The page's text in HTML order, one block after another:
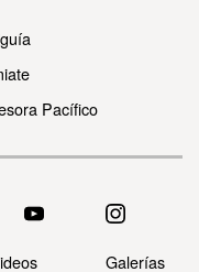
Pacífico
Galerías